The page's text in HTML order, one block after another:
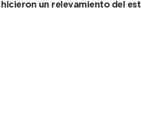
un relevamiento del